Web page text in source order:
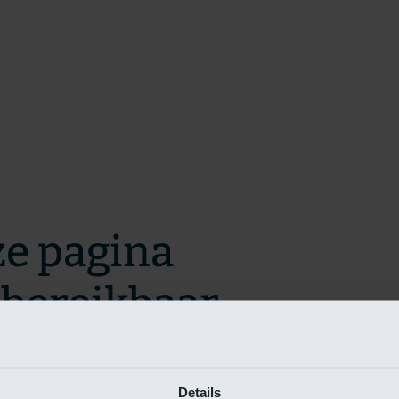
Details
pagina
zo snel mogelijk te verhelpen.